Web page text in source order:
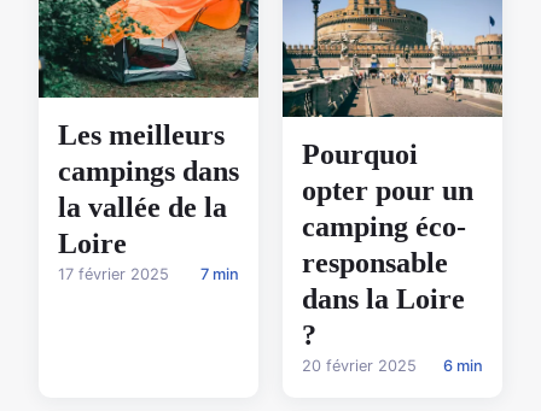
Les meilleurs
campings dans
la vallée de la
Loire
17 février 2025 7 min
Pourquoi
opter pour un
camping éco-
responsable
dans la Loire
?
20 février 2025 6 min